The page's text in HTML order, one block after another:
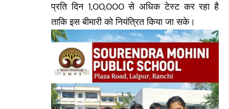
प्रति दिन 1,00,000 से अधिक टेस्ट कर रहा है
ताकि इस बीमारी को नियंत्रित किया जा सके।